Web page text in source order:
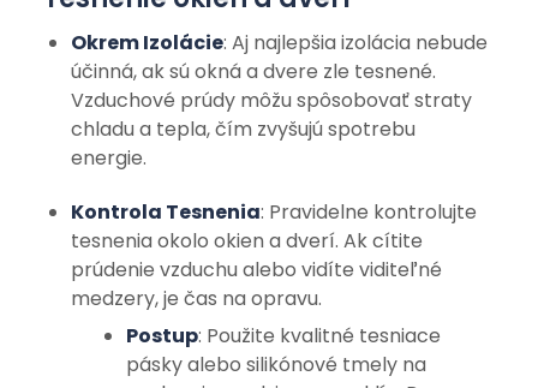
Okrem Izolácie: Aj najlepšia izolácia nebude
účinná, ak sú okná a dvere zle tesnené.
Vzduchové prúdy môžu spôsobovať straty
chladu a tepla, čím zvyšujú spotrebu
energie.
Kontrola Tesnenia: Pravidelne kontrolujte
tesnenia okolo okien a dverí. Ak cítite
prúdenie vzduchu alebo vidíte viditeľné
medzery, je čas na opravu.
Postup: Použite kvalitné tesniace
pásky alebo silikónové tmely na